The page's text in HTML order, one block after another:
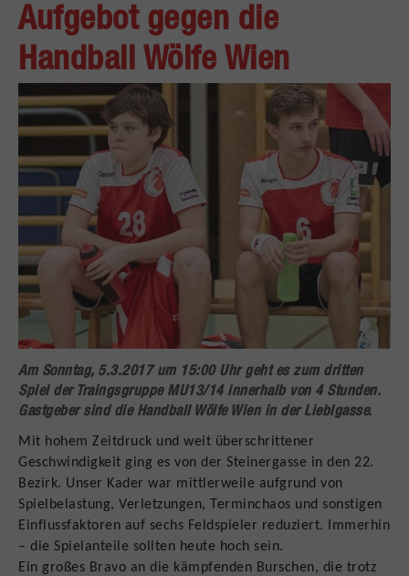
Aufgebot gegen die
Handball Wölfe Wien
Am Sonntag, 5.3.2017 um 15:00 Uhr geht es zum dritten
Spiel der Traingsgruppe MU13/14 innerhalb von 4 Stunden.
Gastgeber sind die Handball Wölfe Wien in der Lieblgasse.
Mit hohem Zeitdruck und weit überschrittener
Geschwindigkeit ging es von der Steinergasse in den 22.
Bezirk. Unser Kader war mittlerweile aufgrund von
Spielbelastung, Verletzungen, Terminchaos und sonstigen
Einflussfaktoren auf sechs Feldspieler reduziert. Immerhin
– die Spielanteile sollten heute hoch sein.
Ein großes Bravo an die kämpfenden Burschen, die trotz